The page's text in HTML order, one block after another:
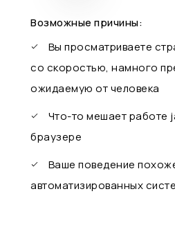
Возможные причины:
Вы просматриваете
со скоростью, намного
ожидаемую от человека
Что-то мешает работе
браузере
Ваше поведение
автоматизированных